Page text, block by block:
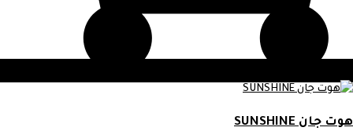
هوت جان SUNSHINE